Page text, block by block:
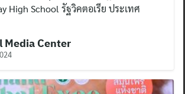
High School รัฐวิคตอเรีย ประเทศ
Media Center